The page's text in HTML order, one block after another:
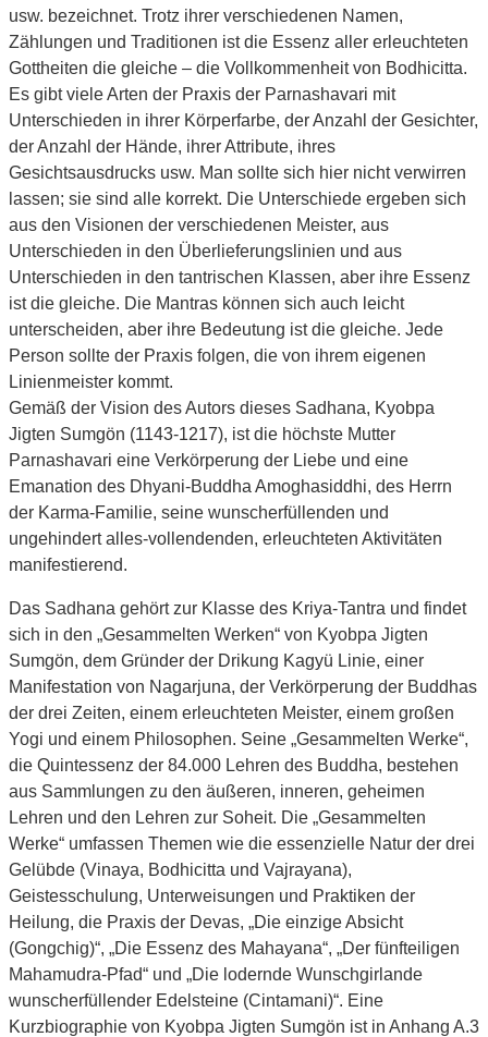
usw. bezeichnet. Trotz ihrer verschiedenen Namen,
Zählungen und Traditionen ist die Essenz aller erleuchteten
Gottheiten die gleiche – die Vollkommenheit von Bodhicitta.
Es gibt viele Arten der Praxis der Parnashavari mit
Unterschieden in ihrer Körperfarbe, der Anzahl der Gesichter,
der Anzahl der Hände, ihrer Attribute, ihres
Gesichtsausdrucks usw. Man sollte sich hier nicht verwirren
lassen; sie sind alle korrekt. Die Unterschiede ergeben sich
aus den Visionen der verschiedenen Meister, aus
Unterschieden in den Überlieferungslinien und aus
Unterschieden in den tantrischen Klassen, aber ihre Essenz
ist die gleiche. Die Mantras können sich auch leicht
unterscheiden, aber ihre Bedeutung ist die gleiche. Jede
Person sollte der Praxis folgen, die von ihrem eigenen
Linienmeister kommt.
Gemäß der Vision des Autors dieses Sadhana, Kyobpa
Jigten Sumgön (1143-1217), ist die höchste Mutter
Parnashavari eine Verkörperung der Liebe und eine
Emanation des Dhyani-Buddha Amoghasiddhi, des Herrn
der Karma-Familie, seine wunscherfüllenden und
ungehindert alles-vollendenden, erleuchteten Aktivitäten
manifestierend.
Das Sadhana gehört zur Klasse des Kriya-Tantra und findet
sich in den „Gesammelten Werken“ von Kyobpa Jigten
Sumgön, dem Gründer der Drikung Kagyü Linie, einer
Manifestation von Nagarjuna, der Verkörperung der Buddhas
der drei Zeiten, einem erleuchteten Meister, einem großen
Yogi und einem Philosophen. Seine „Gesammelten Werke“,
die Quintessenz der 84.000 Lehren des Buddha, bestehen
aus Sammlungen zu den äußeren, inneren, geheimen
Lehren und den Lehren zur Soheit. Die „Gesammelten
Werke“ umfassen Themen wie die essenzielle Natur der drei
Gelübde (Vinaya, Bodhicitta und Vajrayana),
Geistesschulung, Unterweisungen und Praktiken der
Heilung, die Praxis der Devas, „Die einzige Absicht
(Gongchig)“, „Die Essenz des Mahayana“, „Der fünfteiligen
Mahamudra-Pfad“ und „Die lodernde Wunschgirlande
wunscherfüllender Edelsteine (Cintamani)“. Eine
Kurzbiographie von Kyobpa Jigten Sumgön ist in Anhang A.3